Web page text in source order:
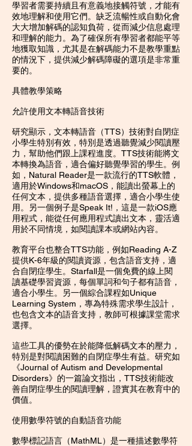
學習者需要持續且有意義地接觸符號，才能有
效地理解和使用它們。缺乏流暢性或自動化會
大大增加解碼的認知負荷，從而減少信息處理
和理解的能力。為了確保所有學習者都能平等
地獲取知識，尤其是在解碼能力不是教學重點
的情況下，提供減少解碼障礙的選項是非常重
要的。
具體教學策略
允許使用文本轉語音技術
研究顯示，文本轉語音（TTS）技術對自閉症
小學生特別有效，特別是透過聽覺減少閱讀壓
力，幫助他們跟上課程進度。TTS技術能將文
本轉換為語音，適合偏好聽覺學習的學生。例
如，Natural Reader是一款流行的TTS軟體，
適用於Windows和macOS，能讀出螢幕上的
任何文本，提供多種語音選擇，適合小學生使
用。另一個例子是Speak It!，這是一款iOS應
用程式，能從任何應用程式讀出文本，靈活適
用於不同情境，如閱讀課本或網站內容。
教育平台也整合TTS功能，例如Reading A-Z
提供K-6年級的閱讀資源，包含語音支持，適
合自閉症學生。Starfall是一個免費的線上閱
讀基礎學習資源，每個單詞和句子都有語音，
適合小學生。另一個綜合課程如Unique
Learning System，專為特殊需求學生設計，
也包含文本的語音支持，教師可根據課堂需求
選擇。
這些工具的優勢在於能降低解碼文本的壓力，
特別是對閱讀困難的自閉症學生有益。研究如
《Journal of Autism and Developmental
Disorders》的一篇論文指出，TTS技術能改
善自閉症學生的閱讀理解，證實其在教育中的
價值。
使用數學符號的自動語音功能
數學標記語言（MathML）是一種描述數學符